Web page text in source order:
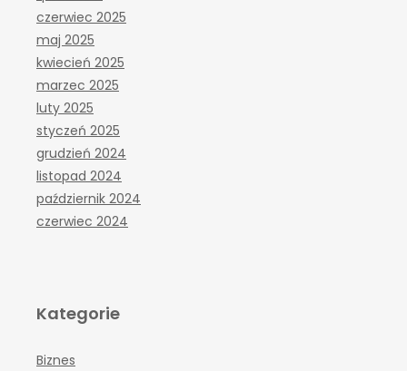
czerwiec 2025
maj 2025
kwiecień 2025
marzec 2025
luty 2025
styczeń 2025
grudzień 2024
listopad 2024
październik 2024
czerwiec 2024
Kategorie
Biznes